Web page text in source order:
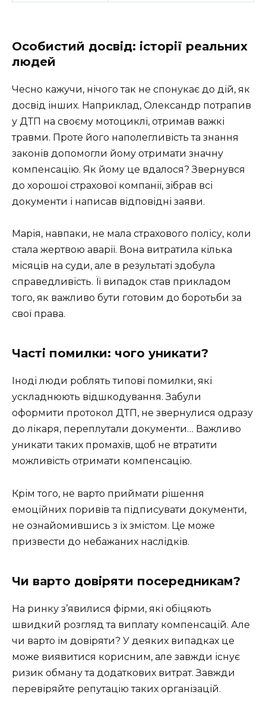
Особистий досвід: історії реальних
людей
Чесно кажучи, нічого так не спонукає до дій, як
досвід інших. Наприклад, Олександр потрапив
у ДТП на своєму мотоциклі, отримав важкі
травми. Проте його наполегливість та знання
законів допомогли йому отримати значну
компенсацію. Як йому це вдалося? Звернувся
до хорошої страхової компанії, зібрав всі
документи і написав відповідні заяви.
Марія, навпаки, не мала страхового полісу, коли
стала жертвою аварії. Вона витратила кілька
місяців на суди, але в результаті здобула
справедливість. Її випадок став прикладом
того, як важливо бути готовим до боротьби за
свої права.
Часті помилки: чого уникати?
Іноді люди роблять типові помилки, які
ускладнюють відшкодування. Забули
оформити протокол ДТП, не звернулися одразу
до лікаря, переплутали документи… Важливо
уникати таких промахів, щоб не втратити
можливість отримати компенсацію.
Крім того, не варто приймати рішення
емоційних поривів та підписувати документи,
не ознайомившись з їх змістом. Це може
призвести до небажаних наслідків.
Чи варто довіряти посередникам?
На ринку з’явилися фірми, які обіцяють
швидкий розгляд та виплату компенсацій. Але
чи варто їм довіряти? У деяких випадках це
може виявитися корисним, але завжди існує
ризик обману та додаткових витрат. Завжди
перевіряйте репутацію таких організацій.